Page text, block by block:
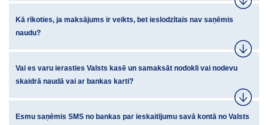
Kā rīkoties, ja maksājums ir veikts, bet ieslodzītais nav saņēmis
naudu?
Vai es varu ierasties Valsts kasē un samaksāt nodokli vai nodevu
skaidrā naudā vai ar bankas karti?
Esmu saņēmis SMS no bankas par ieskaitījumu savā kontā no Valsts